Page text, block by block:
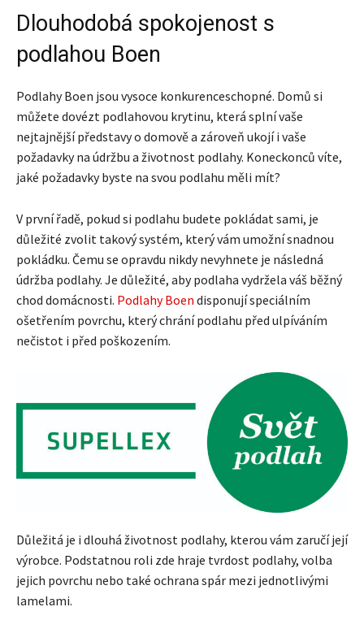
Dlouhodobá spokojenost s
podlahou Boen
Podlahy Boen jsou vysoce konkurenceschopné. Domů si
můžete dovézt podlahovou krytinu, která splní vaše
nejtajnější představy o domově a zároveň ukojí i vaše
požadavky na údržbu a životnost podlahy. Koneckonců víte,
jaké požadavky byste na svou podlahu měli mít?
V první řadě, pokud si podlahu budete pokládat sami, je
důležité zvolit takový systém, který vám umožní snadnou
pokládku. Čemu se opravdu nikdy nevyhnete je následná
údržba podlahy. Je důležité, aby podlaha vydržela váš běžný
chod domácnosti. Podlahy Boen disponují speciálním
ošetřením povrchu, který chrání podlahu před ulpíváním
nečistot i před poškozením.
Důležitá je i dlouhá životnost podlahy, kterou vám zaručí její
výrobce. Podstatnou roli zde hraje tvrdost podlahy, volba
jejich povrchu nebo také ochrana spár mezi jednotlivými
lamelami.